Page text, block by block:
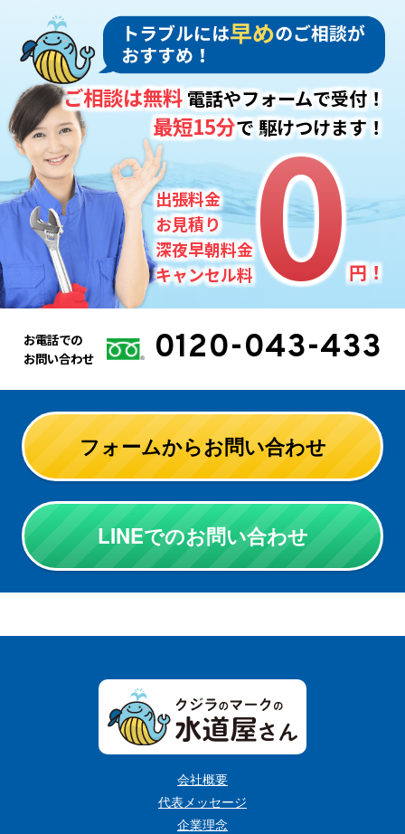
出張料金
お見積り
深夜早朝料金
キャンセル料0
0円！
ご相談は無料電話やフォームで受付！
最短15分で駆けつけます！
お電話での
お問い合わせ
0120-043-433
フォームからお問い合わせ
LINEでのお問い合わせ
会社概要
代表メッセージ
企業理念